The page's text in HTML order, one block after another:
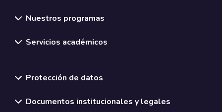
Nuestros programas
Servicios académicos
Protección de datos
Documentos institucionales y legales